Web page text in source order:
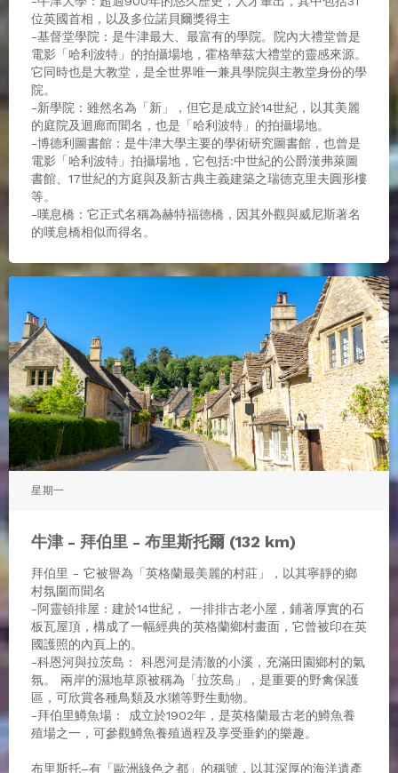
位英國首相，以及多位諾貝爾獎得主
-基督堂學院 : 是牛津最大、最富有的學院。院內大禮堂曾是
電影「哈利波特」的拍攝場地，霍格華茲大禮堂的靈感來源。
它同時也是大教堂，是全世界唯一兼具學院與主教堂身份的學
院。
-新學院 : 雖然名為「新」，但它是成立於14世紀，以其美麗
的庭院及迴廊而聞名，也是「哈利波特」的拍攝場地。
-博德利圖書館 : 是牛津大學主要的學術研究圖書館，也曾是
電影「哈利波特」拍攝場地，它包括:中世紀的公爵漢弗萊圖
書館、17世紀的方庭與及新古典主義建築之瑞德克里夫圓形樓
等。
-嘆息橋 : 它正式名稱為赫特福德橋，因其外觀與威尼斯著名
的嘆息橋相似而得名。
星期一
牛津 - 拜伯里 - 布里斯托爾 (132 km)
拜伯里 - 它被譽為「英格蘭最美麗的村莊」，以其寧靜的鄉
村氛圍而聞名
-阿靈頓排屋 : 建於14世紀， 一排排古老小屋，鋪著厚實的石
板瓦屋頂，構成了一幅經典的英格蘭鄉村畫面，它曾被印在英
國護照的內頁上的。
-科恩河與拉茨島 : 科恩河是清澈的小溪，充滿田園鄉村的氣
氛。 兩岸的濕地草原被稱為「拉茨島」，是重要的野禽保護
區，可欣賞各種鳥類及水獺等野生動物。
-拜伯里鱒魚場 : 成立於1902年，是英格蘭最古老的鱒魚養
殖場之一，可參觀鱒魚養殖過程及享受垂釣的樂趣。
布里斯托–有「歐洲綠色之都」的稱號，以其深厚的海洋遺產